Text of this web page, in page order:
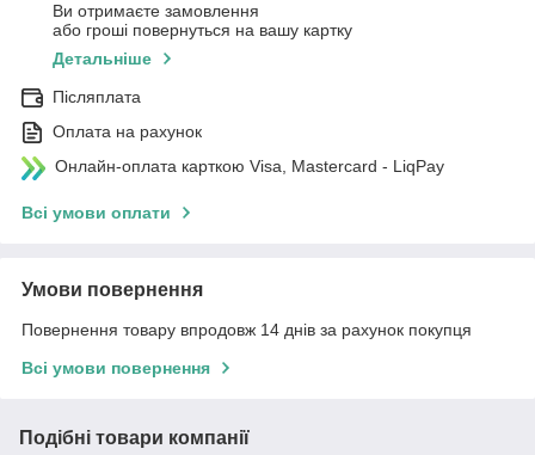
Ви отримаєте замовлення
або гроші повернуться на вашу картку
Детальніше
Післяплата
Оплата на рахунок
Онлайн-оплата карткою Visa, Mastercard - LiqPay
Всі умови оплати
Умови повернення
Повернення товару впродовж 14 днів за рахунок покупця
Всі умови повернення
Подібні товари компанії